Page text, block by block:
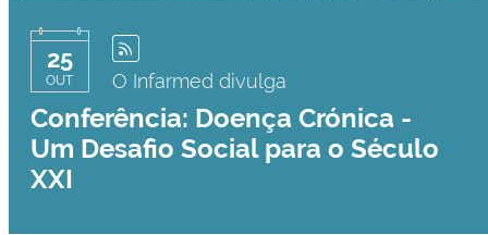
25
OUT O Infarmed divulga
Conferência: Doença Crónica -
Um Desafio Social para o Século
XXI